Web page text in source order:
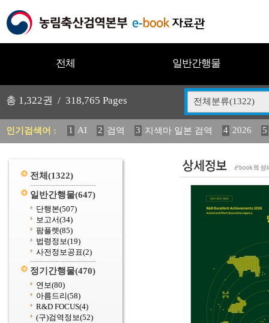
전체 일반간행물
총 1,322권 / 318,765 Pages 전체분류(1322)
인기검색어 : 1 AI 2 검역 3 지색마 일본 검역 4 2026
5
11 2025 12 중독성 식물 도감 13 媛 異 14
전체 (1322)
일반간행물(647)
단행본(507)
보고서(34)
팜플렛(85)
법령정보(19)
사전정보공표(2)
정기간행물(470)
연보(80)
아름드리(58)
R&D FOCUS(4)
(구)검역정보(52)